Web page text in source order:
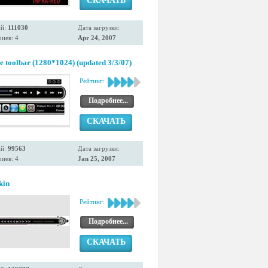
111030
4
Дата загрузки:
Apr 24, 2007
toolbar (1280*1024) (updated 3/3/07)
Рейтинг:
Подробнее...
СКАЧАТЬ
99563
4
Дата загрузки:
Jan 25, 2007
Рейтинг:
Подробнее...
СКАЧАТЬ